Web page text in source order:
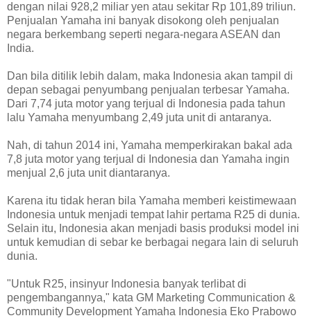
dengan nilai 928,2 miliar yen atau sekitar Rp 101,89 triliun.
Penjualan Yamaha ini banyak disokong oleh penjualan
negara berkembang seperti negara-negara ASEAN dan
India.
Dan bila ditilik lebih dalam, maka Indonesia akan tampil di
depan sebagai penyumbang penjualan terbesar Yamaha.
Dari 7,74 juta motor yang terjual di Indonesia pada tahun
lalu Yamaha menyumbang 2,49 juta unit di antaranya.
Nah, di tahun 2014 ini, Yamaha memperkirakan bakal ada
7,8 juta motor yang terjual di Indonesia dan Yamaha ingin
menjual 2,6 juta unit diantaranya.
Karena itu tidak heran bila Yamaha memberi keistimewaan
Indonesia untuk menjadi tempat lahir pertama R25 di dunia.
Selain itu, Indonesia akan menjadi basis produksi model ini
untuk kemudian di sebar ke berbagai negara lain di seluruh
dunia.
"Untuk R25, insinyur Indonesia banyak terlibat di
pengembangannya," kata GM Marketing Communication &
Community Development Yamaha Indonesia Eko Prabowo